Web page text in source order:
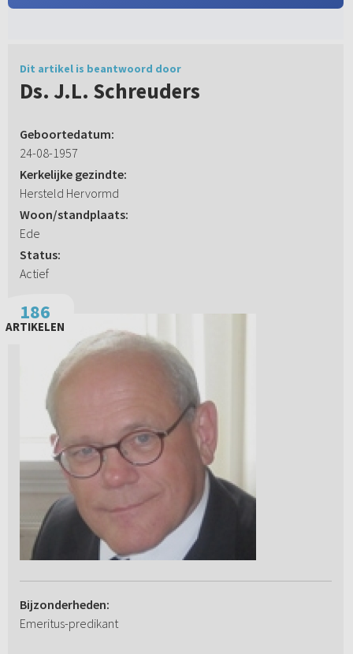
Dit artikel is beantwoord door
Ds. J.L. Schreuders
Geboortedatum:
24-08-1957
Kerkelijke gezindte:
Hersteld Hervormd
Woon/standplaats:
Ede
Status:
Actief
186
ARTIKELEN
Bijzonderheden:
Emeritus-predikant